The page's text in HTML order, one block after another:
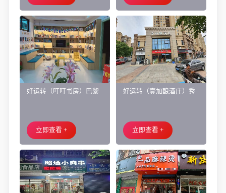
好运转（叮叮书房）巴黎
培训班带生源转让
立即查看 +
好运转（壹加酿酒庄）秀
庄、空店铺转让
立即查看 +